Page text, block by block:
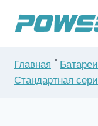
Главная " Батареи
Стандартная